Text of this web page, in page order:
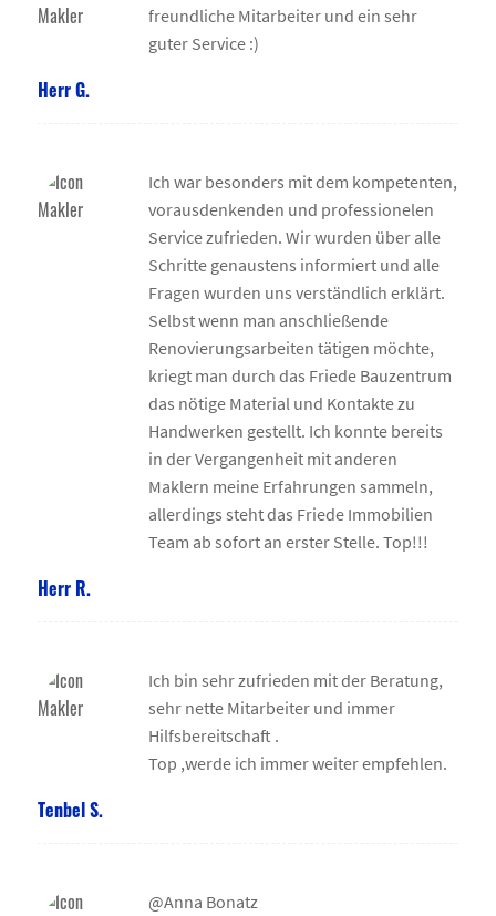
freundliche Mitarbeiter und ein sehr
guter Service :)
Herr G.
Ich war besonders mit dem kompetenten,
vorausdenkenden und professionelen
Service zufrieden. Wir wurden über alle
Schritte genaustens informiert und alle
Fragen wurden uns verständlich erklärt.
Selbst wenn man anschließende
Renovierungsarbeiten tätigen möchte,
kriegt man durch das Friede Bauzentrum
das nötige Material und Kontakte zu
Handwerken gestellt. Ich konnte bereits
in der Vergangenheit mit anderen
Maklern meine Erfahrungen sammeln,
allerdings steht das Friede Immobilien
Team ab sofort an erster Stelle. Top!!!
Herr R.
Ich bin sehr zufrieden mit der Beratung,
sehr nette Mitarbeiter und immer
Hilfsbereitschaft .
Top ,werde ich immer weiter empfehlen.
Tenbel S.
@Anna Bonatz